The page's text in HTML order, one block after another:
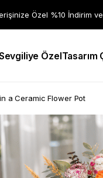
Özel %10 İndirim
ÖzelTasarım
a Ceramic Flower Pot